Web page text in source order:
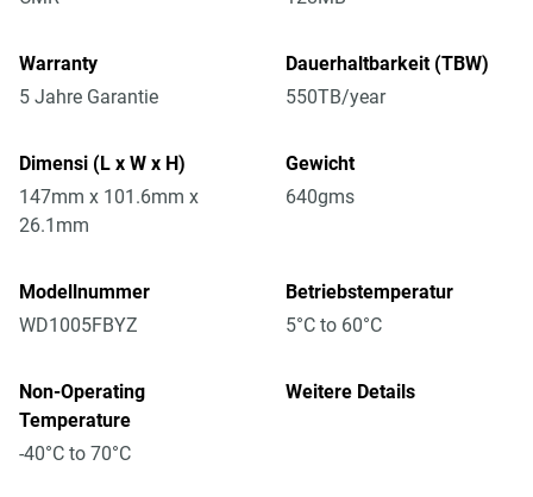
Warranty
5 Jahre Garantie
Dauerhaltbarkeit (TBW)
550TB/year
Dimensi (L x W x H)
147mm x 101.6mm x
26.1mm
Gewicht
640gms
Modellnummer
WD1005FBYZ
Betriebstemperatur
5°C to 60°C
Non-Operating
Temperature
-40°C to 70°C
Weitere Details